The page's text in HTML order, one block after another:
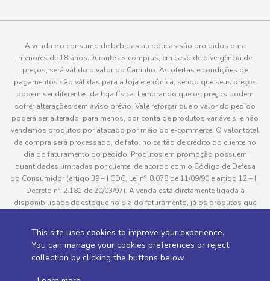
This site uses cookies to improve your experience.
You can manage your cookies preferences or reject
collection by clicking the buttons below
A venda e o consumo de bebidas alcoólicas são proibidos para
menores de 18 anos.Durante as compras, em caso de divergência de
preços, será válido o valor do Carrinho. As ofertas e condições de
pagamentos são válidas para a loja eletrônica, sendo que seus preços
podem ser diferentes da loja física. Lembrando que os preços podem
sofrer alterações sem aviso prévio. Vale reforçar que o valor do pedido
poderá ser alterado, para menos, por conta de produtos variáveis; e não
vendemos produtos por atacado por meio do e-commerce. O valor total
da compra será processado, de fato, no cartão de crédito do cliente no
dia do faturamento do pedido. Produtos em promoção possuem
quantidades limitadas por cliente, de acordo com o Código de Defesa
do Consumidor (artigo 39 – I CDC, Lei nº. 8.078 de 11/09/90 e artigo 12 – III
Decreto nº. 2.181 de 20/03/97). A venda está diretamente ligada à
disponibilidade de estoque no dia do faturamento, já os produtos que
pedido do cliente, este não será entregue e o valor do item não será
cobrado. As fotos dos produtos no site são ilustrativas, podendo haver
divergência com o produto real e todos os pedidos estão sujeitos à